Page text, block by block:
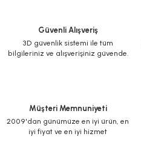
Güvenli Alışveriş
3D güvenlik sistemi ile tüm
bilgileriniz ve alışverişiniz güvende.
Müşteri Memnuniyeti
2009'dan günümüze en iyi ürün, en
iyi fiyat ve en iyi hizmet